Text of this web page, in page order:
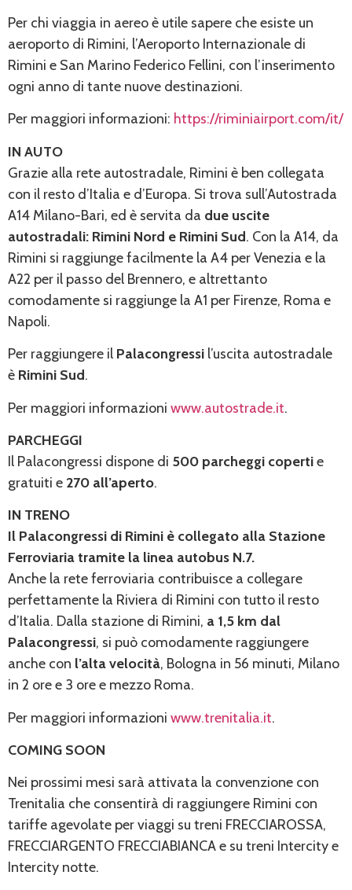
Per chi viaggia in aereo è utile sapere che esiste un
aeroporto di Rimini, l’Aeroporto Internazionale di
Rimini e San Marino Federico Fellini, con l’inserimento
ogni anno di tante nuove destinazioni.
Per maggiori informazioni: https://riminiairport.com/it/
IN AUTO
Grazie alla rete autostradale, Rimini è ben collegata
con il resto d’Italia e d’Europa. Si trova sull’Autostrada
A14 Milano-Bari, ed è servita da due uscite
autostradali: Rimini Nord e Rimini Sud. Con la A14, da
Rimini si raggiunge facilmente la A4 per Venezia e la
A22 per il passo del Brennero, e altrettanto
comodamente si raggiunge la A1 per Firenze, Roma e
Napoli.
Per raggiungere il Palacongressi l’uscita autostradale
è Rimini Sud.
Per maggiori informazioni www.autostrade.it.
PARCHEGGI
Il Palacongressi dispone di 500 parcheggi copertie
gratuiti e 270 all’aperto.
IN TRENO
Il Palacongressi di Rimini è collegato alla Stazione
Ferroviaria tramite la linea autobus N.7.
Anche la rete ferroviaria contribuisce a collegare
perfettamente la Riviera di Rimini con tutto il resto
d’Italia. Dalla stazione di Rimini, a 1,5 km dal
Palacongressi, si può comodamente raggiungere
anche con l’alta velocità, Bologna in 56 minuti, Milano
in 2 ore e 3 ore e mezzo Roma.
Per maggiori informazioni www.trenitalia.it.
COMING SOON
Nei prossimi mesi sarà attivata la convenzione con
Trenitalia che consentirà di raggiungere Rimini con
tariffe agevolate per viaggi su treni FRECCIAROSSA,
FRECCIARGENTO FRECCIABIANCA e su treni Intercity e
Intercity notte.